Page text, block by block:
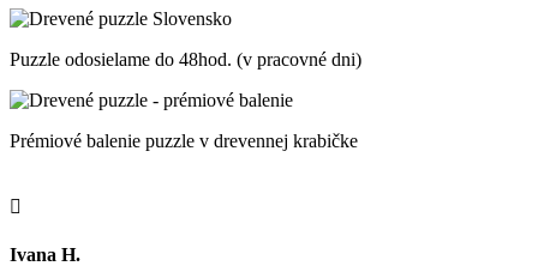
Puzzle odosielame do 48hod. (v pracovné dni)
Prémiové balenie puzzle v drevennej krabičke

Ivana H.